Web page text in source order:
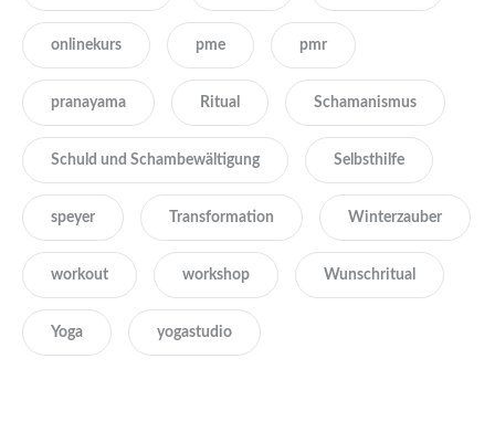
onlinekurs pme pmr
pranayama Ritual Schamanismus
Schuld und Schambewältigung Selbsthilfe
speyer Transformation Winterzauber
workout workshop Wunschritual
Yoga yogastudio